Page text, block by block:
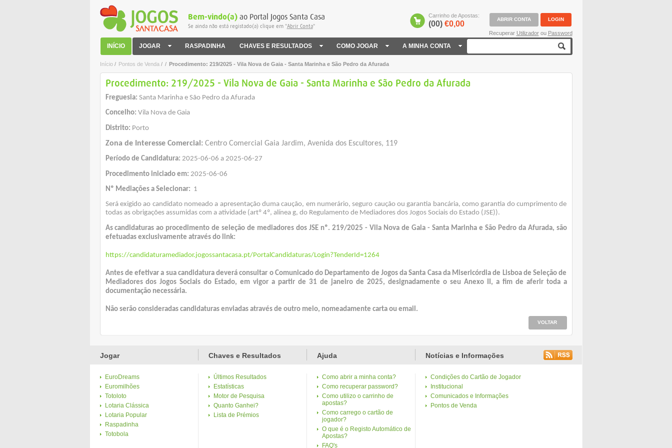
Bem-vindo(a) ao Portal Jogos Santa Casa
Se ainda não está registado(a) clique em "Abrir Conta"
Carrinho de Apostas:
(00)€0,00
ABRIR CONTA LOGIN
Recuperar Utilizador ou Password
INÍCIO JOGAR RASPADINHA CHAVES E RESULTADOS COMO JOGAR A MINHA CONTA
Início/ Pontos de Venda / / Procedimento: 219/2025 - Vila Nova de Gaia - Santa Marinha e São Pedro da Afurada
Procedimento: 219/2025 - Vila Nova de Gaia - Santa Marinha e São Pedro da Afurada
Freguesia: Santa Marinha e São Pedro da Afurada
Concelho: Vila Nova de Gaia
Distrito: Porto
Zona de Interesse Comercial:Centro Comercial Gaia Jardim, Avenida dos Escultores, 119
Período de Candidatura: 2025-06-06 a 2025-06-27
Procedimento iniciado em: 2025-06-06
Nº Mediações a Selecionar: 1
Será exigido ao candidato nomeado a apresentação duma caução, em numerário, seguro caução ou garantia bancária, como garantia do cumprimento de
todas as obrigações assumidas com a atividade (artº 4º, alínea g, do Regulamento de Mediadores dos Jogos Sociais do Estado (JSE)).
As candidaturas ao procedimento de seleção de mediadores dos JSE nº. 219/2025 - Vila Nova de Gaia - Santa Marinha e São Pedro da Afurada, são
efetuadas exclusivamente através do link:
https://candidaturamediador.jogossantacasa.pt/PortalCandidaturas/Login?TenderId=1264
Antes de efetivar a sua candidatura deverá consultar o Comunicado do Departamento de Jogos da Santa Casa da Misericórdia de Lisboa de Seleção de
Mediadores dos Jogos Sociais do Estado, em vigor a partir de 31 de janeiro de 2025, designadamente o seu Anexo II, a fim de aferir toda a
documentação necessária.
Não serão consideradas candidaturas enviadas através de outro meio, nomeadamente carta ou email.
VOLTAR
Jogar
EuroDreams
Euromilhões
Totoloto
Lotaria Clássica
Lotaria Popular
Raspadinha
Totobola
Chaves e Resultados
Últimos Resultados
Estatísticas
Motor de Pesquisa
Quanto Ganhei?
Lista de Prémios
Ajuda
Como abrir a minha conta?
Como recuperar password?
Como utilizo o carrinho de
apostas?
Como carrego o cartão de
jogador?
O que é o Registo Automático de
Apostas?
FAQ's
Notícias e Informações
Condições do Cartão de Jogador
Institucional
Comunicados e Informações
Pontos de Venda